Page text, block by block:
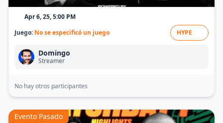
Apr 6, 25, 5:00 PM
Juego: No se especificó un juego HYPE
Domingo
Streamer
No hay otros participantes
Evento Pasado